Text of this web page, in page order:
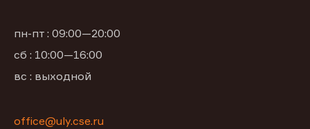
пн-пт : 09:00—20:00
сб : 10:00—16:00
вс : выходной
office@uly.cse.ru